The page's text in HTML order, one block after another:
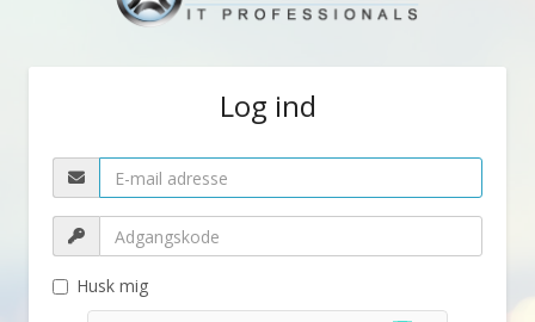
Log ind
Husk mig